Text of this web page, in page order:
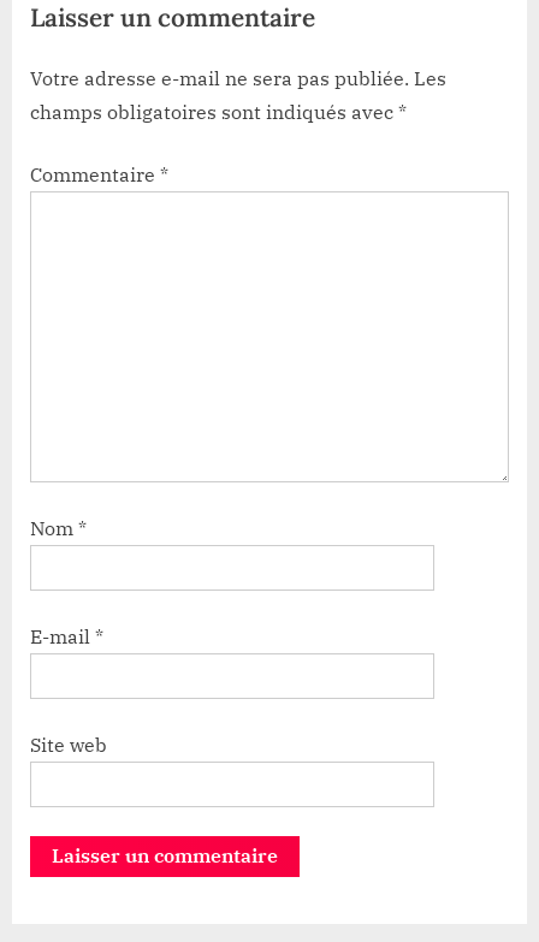
Laisser un commentaire
Votre adresse e-mail ne sera pas publiée. Les
champs obligatoires sont indiqués avec *
Commentaire *
Nom *
E-mail *
Site web